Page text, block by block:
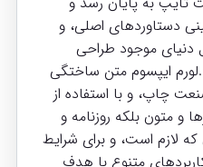
دستاوردهای اصلی، و
دنیای موجود طراحی
ایپسوم متن ساختگی
چاپ، و با استفاده از
و متون بلکه روزنامه و
لازم است، و برای شرایط
متنوع با هدف